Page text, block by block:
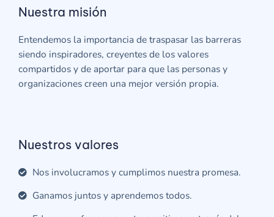
Nuestra misión
Entendemos la importancia de traspasar las barreras
siendo inspiradores, creyentes de los valores
compartidos y de aportar para que las personas y
organizaciones creen una mejor versión propia.
Nuestros valores
Nos involucramos y cumplimos nuestra promesa.
Ganamos juntos y aprendemos todos.